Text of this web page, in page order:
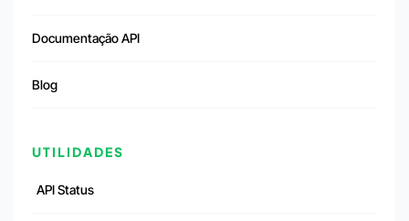
Documentação API
Blog
UTILIDADES
API Status